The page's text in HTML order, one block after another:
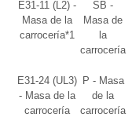
E31-11 (L2) -
Masa de la
carrocería*1
SB -
Masa de
la
carrocería
E31-24 (UL3)
- Masa de la
carrocería
P - Masa
de la
carrocería